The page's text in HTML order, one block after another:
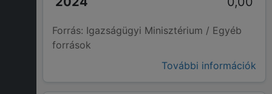
Forrás: Igazságügyi Minisztérium / Egyéb
források
További információk